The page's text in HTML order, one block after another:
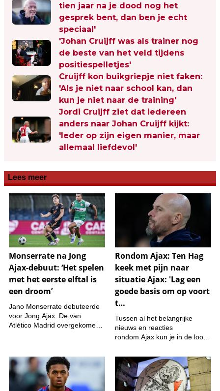
tien jaar na je dood nog het
gesprek bent, dan ben je echt
speciaal'
'Johan Cruijff was als trainer nog
de beste van het veld tijdens
positiespelletjes'
Cruijff kon buikgriepje niet faken:
'Als je niet naar school kan, dan
kun je niet naar de training'
Jordi Cruijff ziet dat iedereen
anders naar Johan Cruijff kijkt:
'Ieder op zijn eigen manier, maar
allemaal liefdevol'